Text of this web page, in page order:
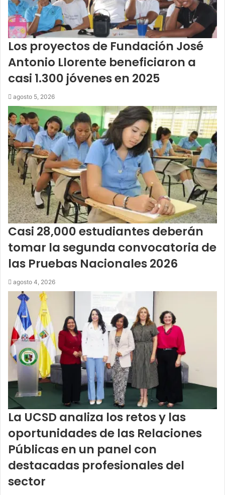
Los proyectos de Fundación José
Antonio Llorente beneficiaron a
casi 1.300 jóvenes en 2025
agosto 5, 2026
Casi 28,000 estudiantes deberán
tomar la segunda convocatoria de
las Pruebas Nacionales 2026
agosto 4, 2026
La UCSD analiza los retos y las
oportunidades de las Relaciones
Públicas en un panel con
destacadas profesionales del
sector